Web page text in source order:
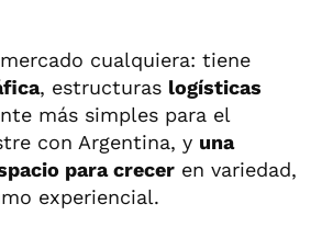
cualquiera: tiene
, estructuras logísticas
más simples para el
con Argentina, y una
para crecer en variedad,
experiencial.